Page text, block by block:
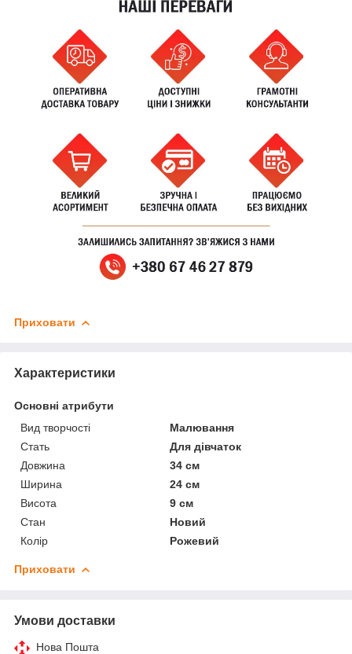
Приховати
Характеристики
Основні атрибути
Вид творчості
Малювання
Стать
Для дівчаток
Довжина
34 см
Ширина
24 см
Висота
9 см
Стан
Новий
Колір
Рожевий
Приховати
Умови доставки
Нова Пошта